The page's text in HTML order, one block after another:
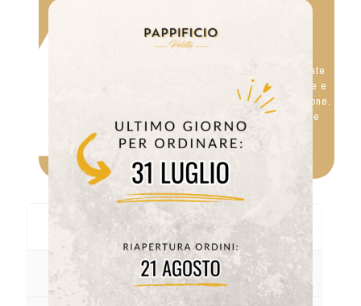
Da conservare in
frigorifero
Le nostre Pappe Fresche sono preparate
al momento appositamente per l'ordine e
prive di conservanti per la conservazione.
Vanno quindi conservate in frigorifero e
finite in pochi giorni dopo l'apertura.
Composizione
Conservazione